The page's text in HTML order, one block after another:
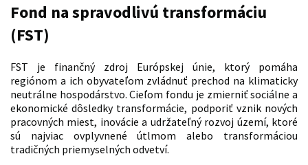
Fond na spravodlivú transformáciu
(FST)
FST je finančný zdroj Európskej únie, ktorý pomáha
regiónom a ich obyvateľom zvládnuť prechod na klimaticky
neutrálne hospodárstvo. Cieľom fondu je zmierniť sociálne a
ekonomické dôsledky transformácie, podporiť vznik nových
pracovných miest, inovácie a udržateľný rozvoj území, ktoré
sú najviac ovplyvnené útlmom alebo transformáciou
tradičných priemyselných odvetví.